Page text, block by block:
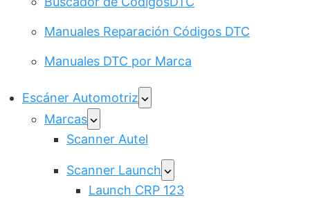
Manuales Reparación Códigos DTC
Manuales DTC por Marca
Escáner Automotriz
Marcas
Scanner Autel
Scanner Launch
Launch CRP 123